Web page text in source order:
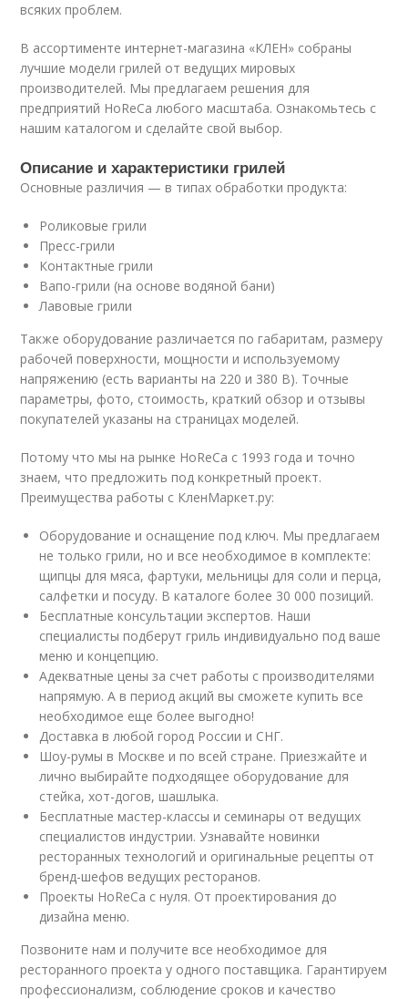
всяких проблем.
В ассортименте интернет-магазина «КЛЕН» собраны
лучшие модели грилей от ведущих мировых
производителей. Мы предлагаем решения для
предприятий HoReCa любого масштаба. Ознакомьтесь с
нашим каталогом и сделайте свой выбор.
Описание и характеристики грилей
Основные различия — в типах обработки продукта:
Роликовые грили
Пресс-грили
Контактные грили
Вапо-грили (на основе водяной бани)
Лавовые грили
Также оборудование различается по габаритам, размеру
рабочей поверхности, мощности и используемому
напряжению (есть варианты на 220 и 380 В). Точные
параметры, фото, стоимость, краткий обзор и отзывы
покупателей указаны на страницах моделей.
Потому что мы на рынке HoReCa с 1993 года и точно
знаем, что предложить под конкретный проект.
Преимущества работы с КленМаркет.ру:
Оборудование и оснащение под ключ. Мы предлагаем
не только грили, но и все необходимое в комплекте:
щипцы для мяса, фартуки, мельницы для соли и перца,
салфетки и посуду. В каталоге более 30 000 позиций.
Бесплатные консультации экспертов. Наши
специалисты подберут гриль индивидуально под ваше
меню и концепцию.
Адекватные цены за счет работы с производителями
напрямую. А в период акций вы сможете купить все
необходимое еще более выгодно!
Доставка в любой город России и СНГ.
Шоу-румы в Москве и по всей стране. Приезжайте и
лично выбирайте подходящее оборудование для
стейка, хот-догов, шашлыка.
Бесплатные мастер-классы и семинары от ведущих
специалистов индустрии. Узнавайте новинки
ресторанных технологий и оригинальные рецепты от
бренд-шефов ведущих ресторанов.
Проекты HoReCa с нуля. От проектирования до
дизайна меню.
Позвоните нам и получите все необходимое для
ресторанного проекта у одного поставщика. Гарантируем
профессионализм, соблюдение сроков и качество